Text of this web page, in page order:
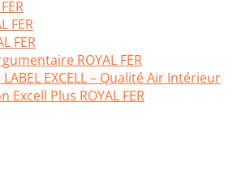
FER
FER
ROYAL FER
EXCELL – Qualité Air Intérieur
Excell Plus ROYAL FER